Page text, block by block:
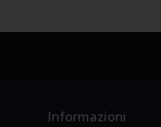
Informazioni